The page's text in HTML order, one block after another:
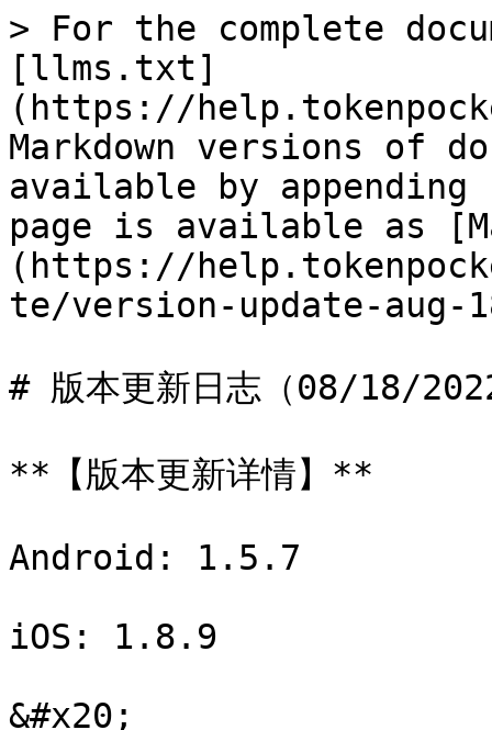
> For the complete
[llms.txt]
(https://
Markdown versions of
available by
page is available as
(https://
te/version-update-aug-
# 版本更新日志（08/18/
**【版本更新详情】**
Android: 1.5.7
iOS: 1.8.9
&#x20;